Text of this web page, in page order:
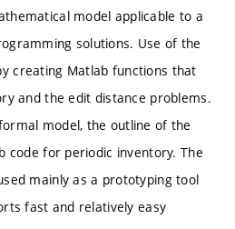
model applicable to a
solutions. Use of the
creating Matlab functions that
and the edit distance problems.
model, the outline of the
code for periodic inventory. The
mainly as a prototyping tool
fast and relatively easy